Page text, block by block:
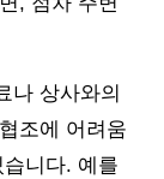
나 상사와의
조에 어려움
니다. 예를